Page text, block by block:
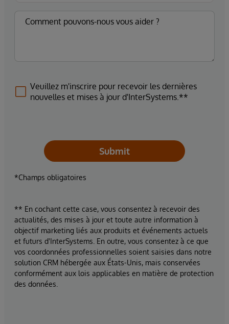
Veuillez m'inscrire pour recevoir les dernières
nouvelles et mises à jour d'InterSystems.**
Submit
*Champs obligatoires
** En cochant cette case, vous consentez à recevoir des
actualités, des mises à jour et toute autre information à
objectif marketing liés aux produits et événements actuels
et futurs d'InterSystems. En outre, vous consentez à ce que
vos coordonnées professionnelles soient saisies dans notre
solution CRM hébergée aux États-Unis, mais conservées
conformément aux lois applicables en matière de protection
des données.